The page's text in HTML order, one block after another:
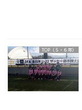
TOP（５・６年）